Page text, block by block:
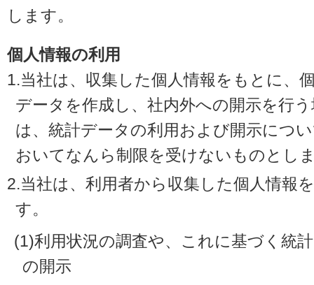
します。
個人情報の利用
1.当社は、収集した個人情報をもとに、
データを作成し、社内外への開示を行
は、統計データの利用および開示につ
おいてなんら制限を受けないものとし
2.当社は、利用者から収集した個人情報
す。
(1)利用状況の調査や、これに基づく統
の開示